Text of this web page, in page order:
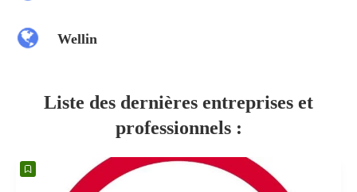
Wellin
Liste des dernières entreprises et
professionnels :